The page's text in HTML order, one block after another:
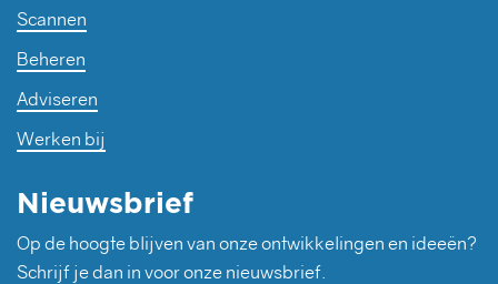
Scannen
Beheren
Adviseren
Werken bij
Nieuwsbrief
Op de hoogte blijven van onze ontwikkelingen en ideeën?
Schrijf je dan in voor onze nieuwsbrief.